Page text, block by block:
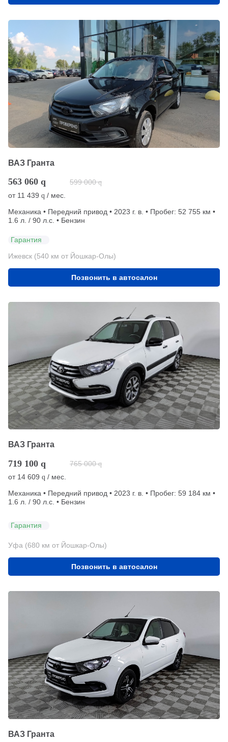
ВАЗ Гранта
563 060 q 599 000 q
от 11 439 q / мес.
Механика • Передний привод • 2023 г. в. • Пробег: 52 755 км •
1.6 л. / 90 л.с. • Бензин
Гарантия
Ижевск (540 км от Йошкар-Олы)
Позвонить в автосалон
ВАЗ Гранта
719 100 q 765 000 q
от 14 609 q / мес.
Механика • Передний привод • 2023 г. в. • Пробег: 59 184 км •
1.6 л. / 90 л.с. • Бензин
Гарантия
Уфа (680 км от Йошкар-Олы)
Позвонить в автосалон
ВАЗ Гранта